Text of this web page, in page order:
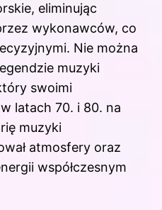
eliminując
wykonawców, co
Nie można
muzyki
swoimi
latach 70. i 80. na
muzyki
atmosfery oraz
współczesnym